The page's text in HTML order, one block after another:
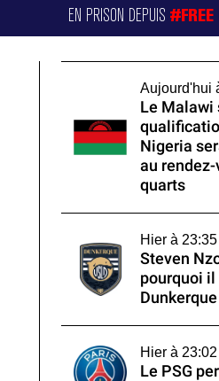
EN PRISON DEPUIS#FREE
Aujourd'hui
Le Malawi
Nigeria
au
quarts
Hier à 23:35
Steven
pourquoi il
Dunkerque
Hier à 23:02
Le PSG